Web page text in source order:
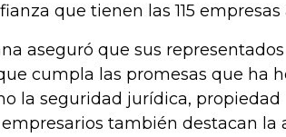
que tienen las 115
aseguró que sus
cumpla las promesas que ha
la seguridad jurídica,
empresarios también destacan la